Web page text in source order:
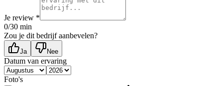
Je review *
0/30 min
Zou je dit bedrijf aanbevelen?
Ja Nee
Datum van ervaring
Foto's